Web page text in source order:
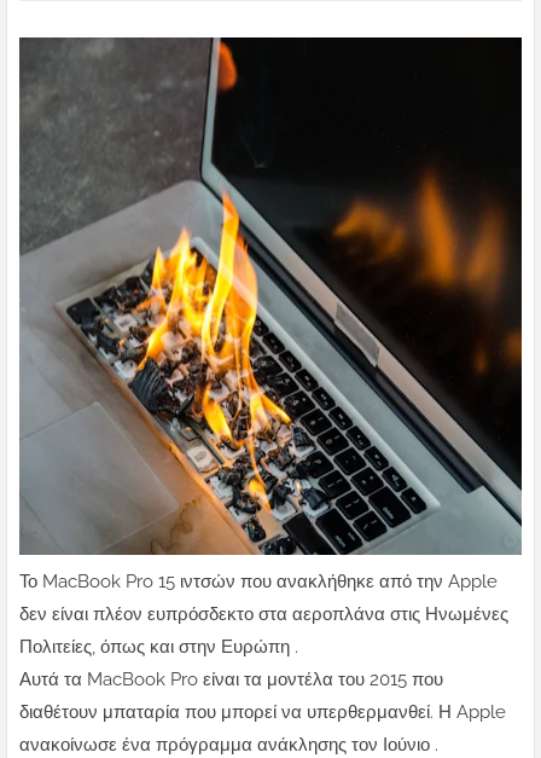
Το MacBook Pro 15 ιντσών που ανακλήθηκε από την Apple
δεν είναι πλέον ευπρόσδεκτο στα αεροπλάνα στις Ηνωμένες
Πολιτείες, όπως και στην Ευρώπη .
Αυτά τα MacBook Pro είναι τα μοντέλα του 2015 που
διαθέτουν μπαταρία που μπορεί να υπερθερμανθεί. Η Apple
ανακοίνωσε ένα πρόγραμμα ανάκλησης τον Ιούνιο .